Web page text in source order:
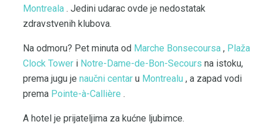
Montreala . Jedini udarac ovde je nedostatak
zdravstvenih klubova.
Na odmoru? Pet minuta od Marche Bonsecoursa , Plaža
Clock Tower i Notre-Dame-de-Bon-Secours na istoku,
prema jugu je naučni centar u Montrealu , a zapad vodi
prema Pointe-à-Callière .
A hotel je prijateljima za kućne ljubimce.